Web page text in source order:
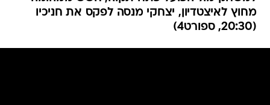
מחוץ לאיצטדיון, יצחקי מנסה לפקס את חניכיו
(20:30, ספורט4)